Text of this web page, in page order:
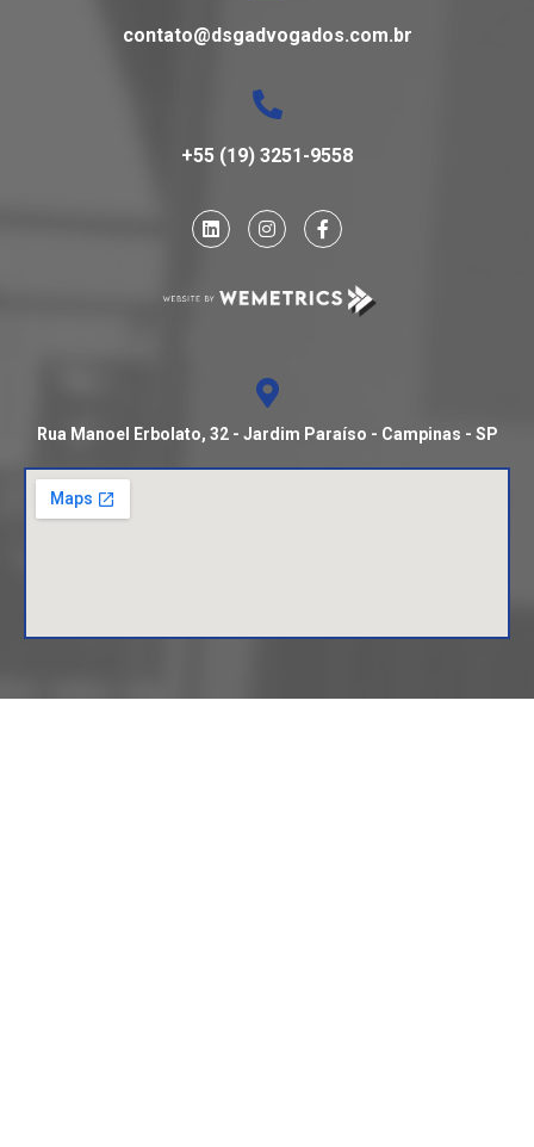
contato@dsgadvogados.com.br
+55 (19) 3251-9558
Rua Manoel Erbolato, 32 - Jardim Paraíso - Campinas - SP